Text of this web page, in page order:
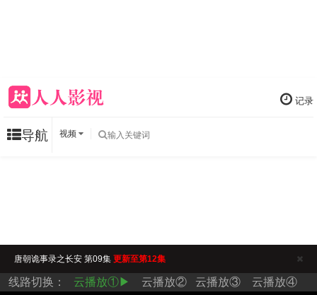
记录
导航 视频
唐朝诡事录之长安 第09集 更新至第12集